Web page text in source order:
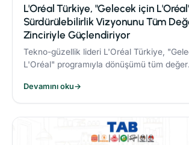
L'Oréal Türkiye, "Gelecek için
Sürdürülebilirlik Vizyonunu Tüm
Zinciriyle Güçlendiriyor
Tekno-güzellik lideri L'Oréal Türkiye,
L'Oréal" programıyla dönüşümü tüm değer
Devamını oku→